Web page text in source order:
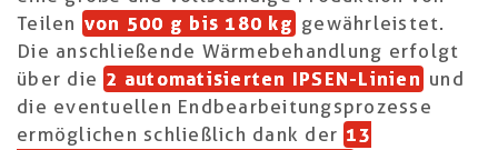
Teilen von 500 g bis 180 kg gewährleistet.
Die anschließende Wärmebehandlung erfolgt
über die 2 automatisierten IPSEN-Linien und
die eventuellen Endbearbeitungsprozesse
ermöglichen schließlich dank der 13